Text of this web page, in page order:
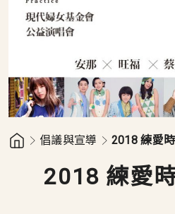
倡議與宣導 2018 練愛
2018 練愛